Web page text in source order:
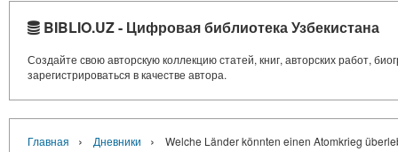
BIBLIO.UZ - Цифровая библиотека Узбекистана
Создайте свою авторскую коллекцию статей, книг, авторских работ,
зарегистрироваться в качестве автора.
Главная › Дневники › Welche Länder könnten einen Atomkrieg